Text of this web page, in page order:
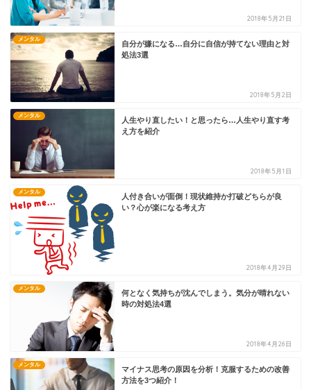
2018年5月21日
メンタル
自分が嫌になる…自分に自信が持てない理由と対
処法3選
2018年5月2日
メンタル
人生やり直したい！と思ったら…人生やり直す考
え方を紹介
2018年5月1日
メンタル
人付き合いが面倒！現状維持か打破どちらが良
い？心が楽になる考え方
2018年4月29日
メンタル
何となく気持ちが沈んでしまう。気分が晴れない
時の対処法4選
2018年4月26日
メンタル
マイナス思考の原因を分析！克服するための改善
方法を3つ紹介！